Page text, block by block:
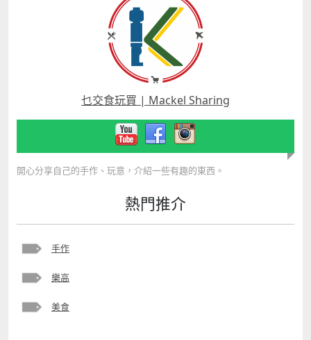
乜交食玩買 | Mackel Sharing
開心分享自己的手作、玩意，介紹一些有趣的東西。
熱門推介
手作
樂高
美食